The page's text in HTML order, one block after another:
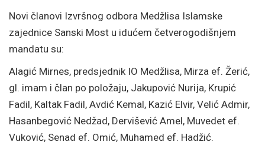
Novi članovi Izvršnog odbora Medžlisa Islamske
zajednice Sanski Most u idućem četverogodišnjem
mandatu su:
Alagić Mirnes, predsjednik IO Medžlisa, Mirza ef. Žerić,
gl. imam i član po položaju, Jakupović Nurija, Krupić
Fadil, Kaltak Fadil, Avdić Kemal, Kazić Elvir, Velić Admir,
Hasanbegović Nedžad, Dervišević Amel, Muvedet ef.
Vuković, Senad ef. Omić, Muhamed ef. Hadžić.